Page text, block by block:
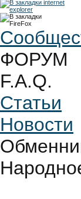
ФОРУМ
F.A.Q.
Статьи
Новости